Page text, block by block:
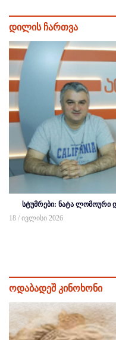
დილის ჩართვა
სტუმრები: ნატა ლომოური
18 / ივლისი 2026
ოდაბადეშ კინოხონი